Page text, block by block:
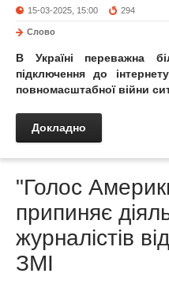
15-03-2025, 15:00 294
Слово
В Україні переважна
підключення до
повномасштабної війни
Докладно
"Голос
припиняє
журналістів
ЗМІ